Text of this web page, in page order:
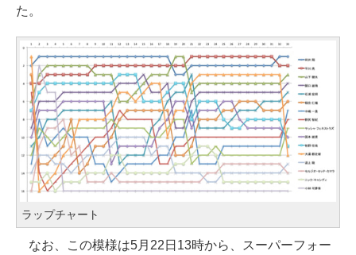
た。
ラップチャート
なお、この模様は5月22日13時から、スーパーフォー